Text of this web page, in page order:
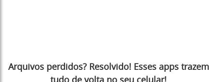
Arquivos perdidos? Resolvido! Esses apps trazem